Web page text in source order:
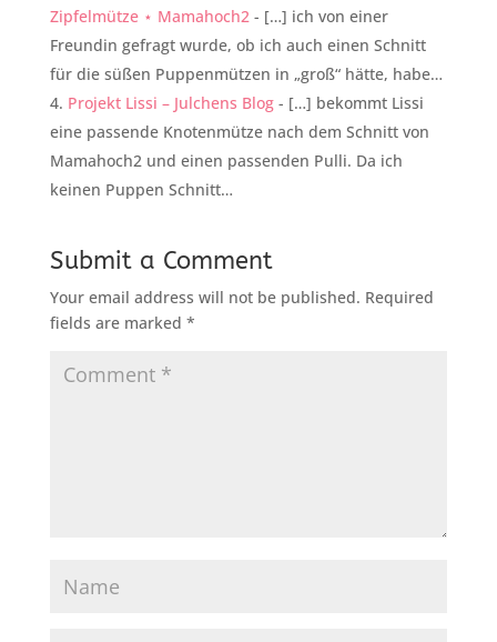
Zipfelmütze ⋆ Mamahoch2 - […] ich von einer
Freundin gefragt wurde, ob ich auch einen Schnitt
für die süßen Puppenmützen in „groß“ hätte, habe…
Projekt Lissi – Julchens Blog- […] bekommt Lissi
eine passende Knotenmütze nach dem Schnitt von
Mamahoch2 und einen passenden Pulli. Da ich
keinen Puppen Schnitt…
Submit a Comment
Your email address will not be published. Required
fields are marked *